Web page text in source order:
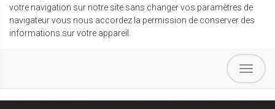
votre navigation sur notre site sans changer vos paramètres de
navigateur vous nous accordez la permission de conserver des
informations sur votre appareil.